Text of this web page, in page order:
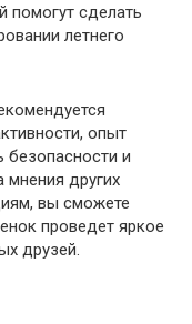
помогут сделать
летнего
опыт
безопасности и
мнения других
вы сможете
проведет яркое
друзей.